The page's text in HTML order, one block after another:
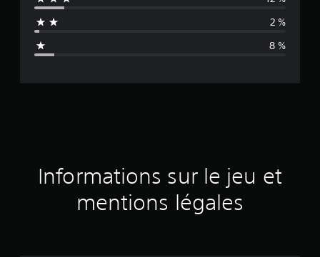
n
d
a
2 %
8 %
Informations sur le jeu et
mentions légales